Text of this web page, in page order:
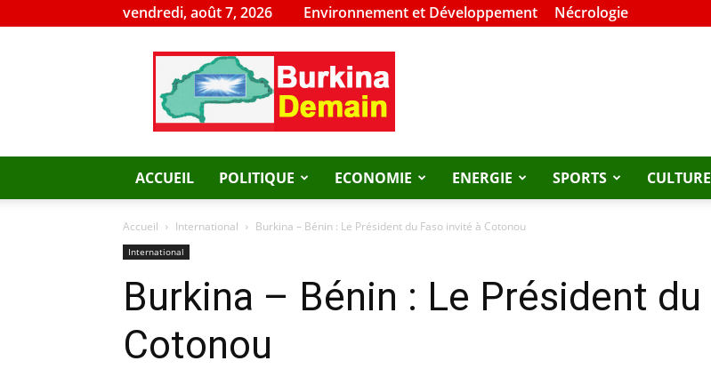
vendredi, août 7, 2026 Environnement et Développement Nécrologie
Burkina
Demain
ACCUEIL POLITIQUE ECONOMIE ENERGIE SPORTS CULTURE
Accueil International Burkina – Bénin : Le Président du Faso invité à Cotonou
International
Burkina – Bénin : Le Président
Cotonou